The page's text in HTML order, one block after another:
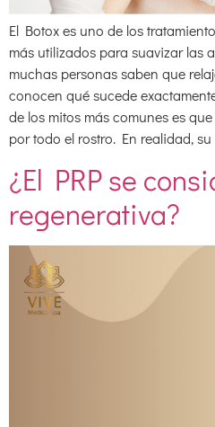
El Botox es uno de los
más utilizados para suavizar las
muchas personas saben que
conocen qué sucede
de los mitos más comunes es
por todo el rostro. En realidad, su
¿El PRP se
regenerativa?